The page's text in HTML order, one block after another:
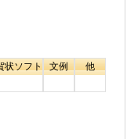
状ソフト 文例 他